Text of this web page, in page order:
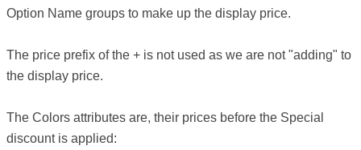
Option Name groups to make up the display price.
The price prefix of the + is not used as we are not "adding" to
the display price.
The Colors attributes are, their prices before the Special
discount is applied: